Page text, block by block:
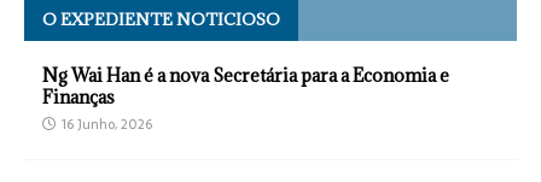
O EXPEDIENTE NOTICIOSO
Ng Wai Han é a nova Secretária para a Economia e
Finanças
16 Junho, 2026